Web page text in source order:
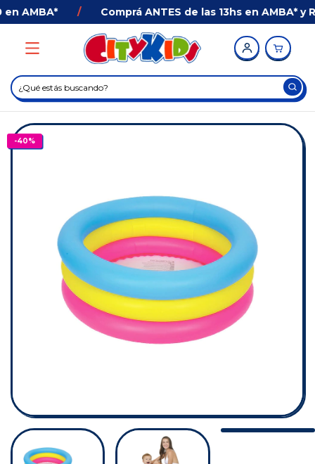
AMBA* Comprá ANTES de las 13hs en AMBA* y
-40%